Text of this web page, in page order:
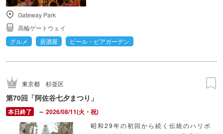
Gateway Park
高輪ゲートウェイ
グルメ
居酒屋 ビール・ビアガーデン
東京都 杉並区
第70回「阿佐谷七夕まつり」
～ 2026/08/11(火・祝)
昭和29年の初回から続く伝統のハリボ